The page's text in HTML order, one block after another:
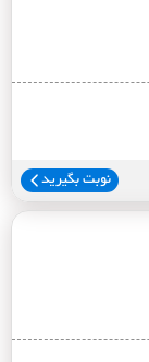
نوبت بگیرید